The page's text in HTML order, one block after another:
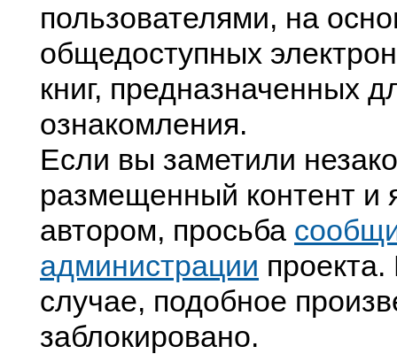
пользователями, на
общедоступных
книг, предназначенных
ознакомления.
Если вы заметили
размещенный контент и
автором, просьба
администрации
случае, подобное
заблокировано.